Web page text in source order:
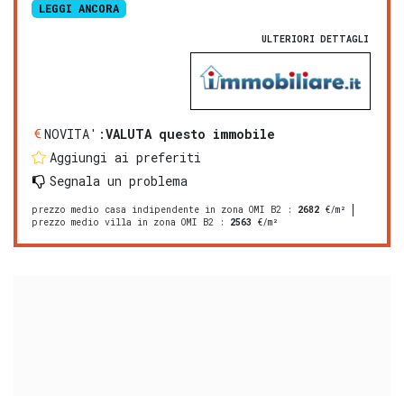
LEGGI ANCORA
ULTERIORI DETTAGLI
NOVITA':VALUTA questo immobile
Aggiungi ai preferiti
Segnala un problema
prezzo medio casa indipendente in zona OMI B2 : 2682 €/m²
prezzo medio villa in zona OMI B2 : 2563 €/m²